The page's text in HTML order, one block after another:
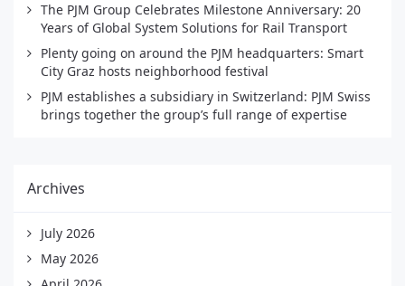
The PJM Group Celebrates Milestone Anniversary: 20
Years of Global System Solutions for Rail Transport
Plenty going on around the PJM headquarters: Smart
City Graz hosts neighborhood festival
PJM establishes a subsidiary in Switzerland: PJM Swiss
brings together the group’s full range of expertise
Archives
July 2026
May 2026